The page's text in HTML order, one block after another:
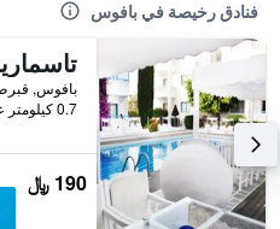
فنادق رخيصة في بافوس
بافوس,
0.7 كيلومتر عن وسط المدينة
190 ﷼